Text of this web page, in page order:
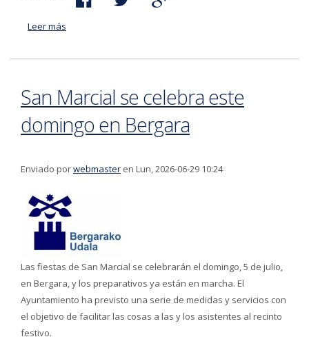
Leer más
San Marcial se celebra este
domingo en Bergara
Enviado porwebmaster en Lun, 2026-06-29 10:24
Las fiestas de San Marcial se celebrarán el domingo, 5 de julio,
en Bergara, y los preparativos ya están en marcha. El
Ayuntamiento ha previsto una serie de medidas y servicios con
el objetivo de facilitar las cosas a las y los asistentes al recinto
festivo.